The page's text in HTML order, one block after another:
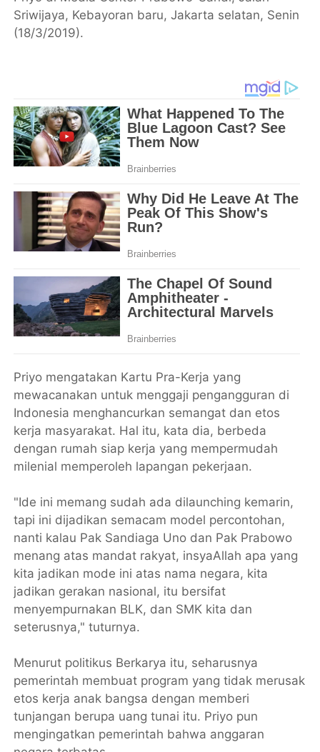
Sriwijaya, Kebayoran baru, Jakarta selatan, Senin
(18/3/2019).
Priyo mengatakan Kartu Pra-Kerja yang
mewacanakan untuk menggaji pengangguran di
Indonesia menghancurkan semangat dan etos
kerja masyarakat. Hal itu, kata dia, berbeda
dengan rumah siap kerja yang mempermudah
milenial memperoleh lapangan pekerjaan.
"Ide ini memang sudah ada dilaunching kemarin,
tapi ini dijadikan semacam model percontohan,
nanti kalau Pak Sandiaga Uno dan Pak Prabowo
menang atas mandat rakyat, insyaAllah apa yang
kita jadikan mode ini atas nama negara, kita
jadikan gerakan nasional, itu bersifat
menyempurnakan BLK, dan SMK kita dan
seterusnya," tuturnya.
Menurut politikus Berkarya itu, seharusnya
pemerintah membuat program yang tidak merusak
etos kerja anak bangsa dengan memberi
tunjangan berupa uang tunai itu. Priyo pun
mengingatkan pemerintah bahwa anggaran